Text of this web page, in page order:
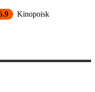
Kinopoisk